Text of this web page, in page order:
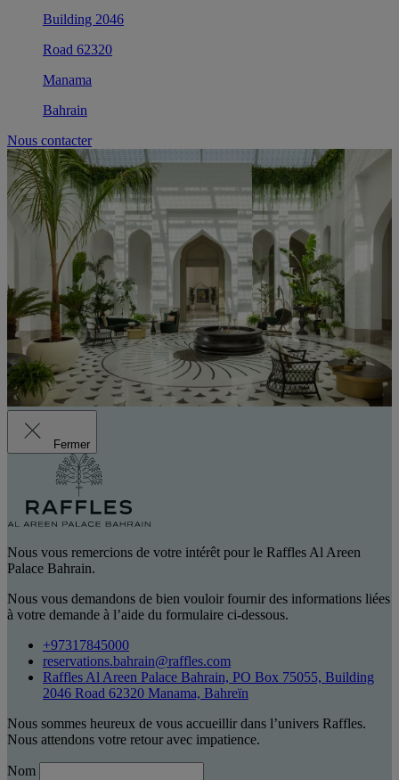
Building 2046
Road 62320
Manama
Bahrain
Nous contacter
Fermer
Nous vous remercions de votre intérêt pour le Raffles Al Areen
Palace Bahrain.
Nous vous demandons de bien vouloir fournir des informations liées
à votre demande à l’aide du formulaire ci-dessous.
+97317845000
reservations.bahrain@raffles.com
Raffles Al Areen Palace Bahrain, PO Box 75055, Building
2046 Road 62320 Manama, Bahreïn
Nous sommes heureux de vous accueillir dans l’univers Raffles.
Nous attendons votre retour avec impatience.
Nom